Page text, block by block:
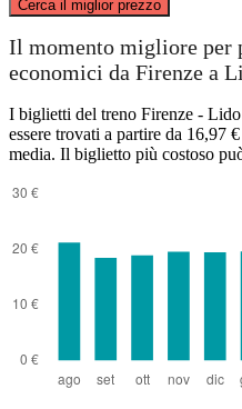
Cerca il miglior prezzo
Florence
Il momento migliore per
economici da Firenze a
I biglietti del treno Firenze -
essere trovati a partire da 16,97
media. Il biglietto più costoso